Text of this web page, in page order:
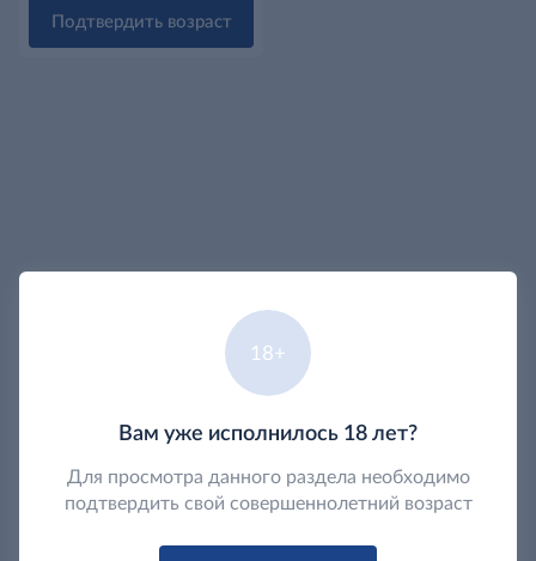
Подтвердить возраст
18+
Вам уже исполнилось 18 лет?
Для просмотра данного раздела необходимо
подтвердить свой совершеннолетний возраст